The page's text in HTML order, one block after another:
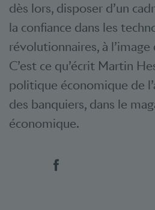
dès lors, disposer d’un
la confiance dans les
révolutionnaires, à l’image
C’est ce qu’écrit Martin
politique économique de
des banquiers, dans le
économique.
Social Bookmarks